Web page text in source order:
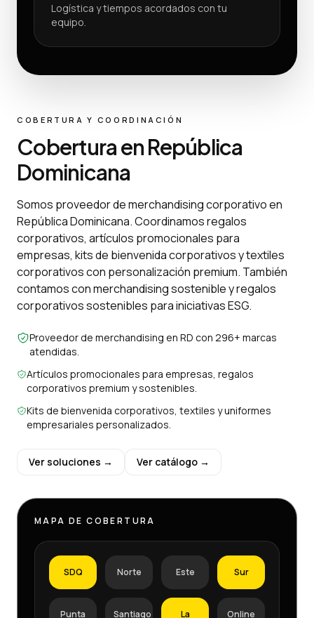
Logística y tiempos acordados con tu
equipo.
COBERTURA Y COORDINACIÓN
Cobertura en República
Dominicana
Somos proveedor de merchandising corporativo en
República Dominicana. Coordinamos regalos
corporativos, artículos promocionales para
empresas, kits de bienvenida corporativos y textiles
corporativos con personalización premium. También
contamos con merchandising sostenible y regalos
corporativos sostenibles para iniciativas ESG.
Proveedor de merchandising en RD con 296+ marcas
atendidas.
Artículos promocionales para empresas, regalos
corporativos premium y sostenibles.
Kits de bienvenida corporativos, textiles y uniformes
empresariales personalizados.
Ver soluciones → Ver catálogo →
MAPA DE COBERTURA
SDQ Norte Este Sur
Punta Santiago La Online